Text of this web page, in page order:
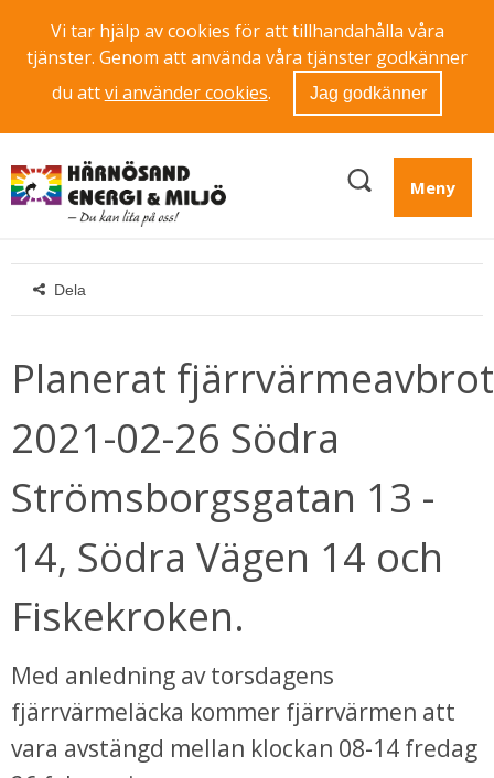
Vi tar hjälp av cookies för att tillhandahålla våra
tjänster. Genom att använda våra tjänster godkänner
du attvi använder cookies. Jag godkänner
Meny
Dela
Planerat
2021-02-26 Södra
Strömsborgsgatan 13 -
14, Södra Vägen 14 och
Fiskekroken.
Med anledning av torsdagens
fjärrvärmeläcka kommer fjärrvärmen att
vara avstängd mellan klockan 08-14 fredag